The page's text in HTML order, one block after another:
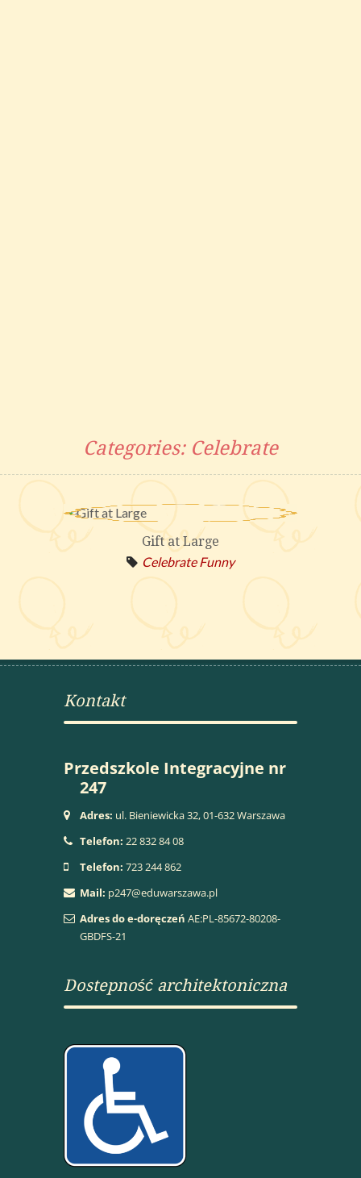
Categories: Celebrate
Gift at Large
Celebrate Funny
Kontakt
Przedszkole Integracyjne nr
247
Adres: ul. Bieniewicka 32, 01-632 Warszawa
Telefon: 22 832 84 08
Telefon: 723 244 862
Mail: p247@eduwarszawa.pl
Adres do e-doręczeń AE:PL-85672-80208-
GBDFS-21
Dostepność architektoniczna